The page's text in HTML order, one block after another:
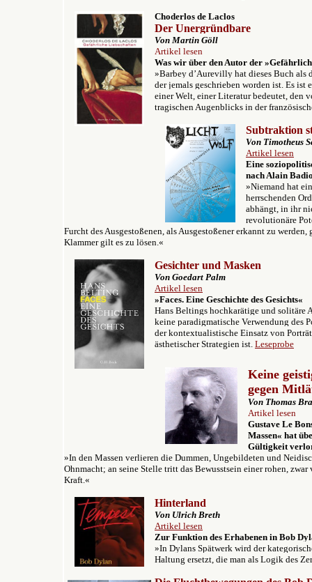
Choderlos de Laclos
Der Unergründbare
Von Martin Göll
Artikel lesen
Was wir über den Autor der
»Barbey d’Aurevilly hat dieses Buch als
der jemals geschrieben worden ist. Es ist
einer Welt, einer Literatur bedeutet, den
tragischen Augenblicks in der
Subtraktion
Von Timotheus
Artikel lesen
Eine
nach Alain
»Niemand hat
herrschenden
abhängt, in ihr
revolutionäre
Furcht des Ausgestoßenen, als Ausgestoßener erkannt zu
Klammer gilt es zu lösen.«
Gesichter und Masken
Von Goedart Palm
Artikel lesen
»Faces. Eine Geschichte des Gesichts«
Hans Beltings hochkarätige und solitäre
keine paradigmatische Verwendung des
der kontextualistische Einsatz von
ästhetischer Strategien ist. Leseprobe
Keine
gegen
Von Thomas
Artikel lesen
Gustave Le
Massen« hat
Gültigkeit
»In den Massen verlieren die Dummen, Ungebildeten und
Ohnmacht; an seine Stelle tritt das Bewusstsein einer rohen,
Kraft.«
Hinterland
Von Ulrich Breth
Artikel lesen
Zur Funktion des Erhabenen in Bob
»In Dylans Spätwerk wird der
Haltung ersetzt, die man als Logik des